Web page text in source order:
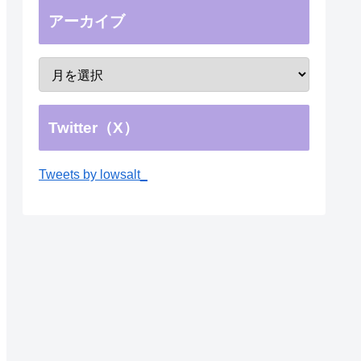
アーカイブ
Twitter（X）
Tweets by lowsalt_